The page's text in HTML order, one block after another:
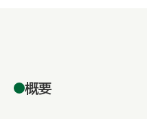
概要